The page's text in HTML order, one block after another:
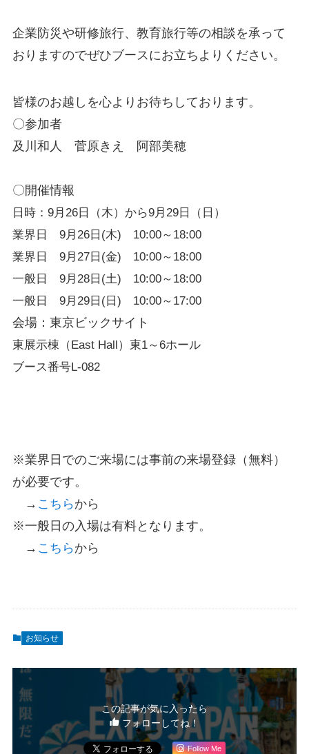
企業防災や研修旅行、教育旅行等の相談を承って
おりますのでぜひブースにお立ちよりください。
皆様のお越しを心よりお待ちしております。
〇参加者
及川和人 菅原きえ 阿部美穂
〇開催情報
日時：9月26日（木）から9月29日（日）
業界日 9月26日(木) 10:00～18:00
業界日 9月27日(金) 10:00～18:00
一般日 9月28日(土) 10:00～18:00
一般日 9月29日(日) 10:00～17:00
会場：東京ビックサイト
東展示棟（East Hall）東1～6ホール
ブース番号L-082
※業界日でのご来場には事前の来場登録（無料）
が必要です。
→ こちら から
※一般日の入場は有料となります。
→ こちら から
お知らせ
この記事が気に入ったら
フォローしてね！
Follow Me